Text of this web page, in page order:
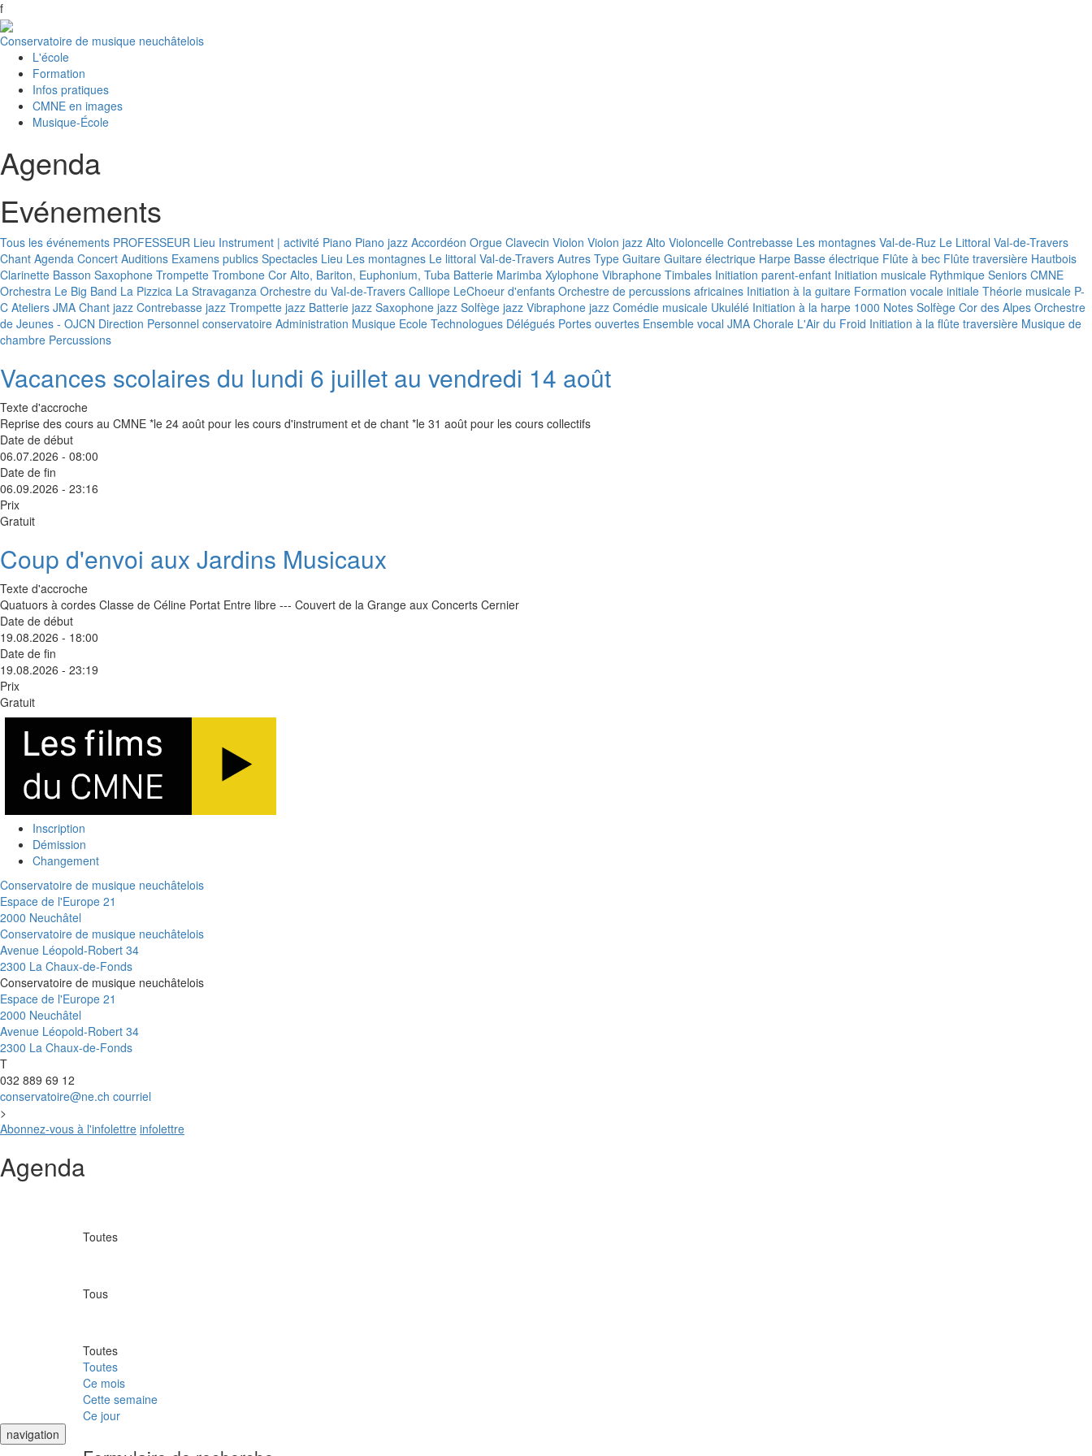
f
Conservatoire de musique neuchâtelois
L'école
Formation
Infos pratiques
CMNE en images
Musique-École
Agenda
Evénements
Tous les événements PROFESSEUR Lieu Instrument | activité Piano Piano jazz Accordéon Orgue Clavecin Violon Violon jazz Alto Violoncelle Contrebasse Les montagnes Val-de-Ruz Le Littoral Val-de-Travers
Chant Agenda Concert Auditions Examens publics Spectacles Lieu Les montagnes Le littoral Val-de-Travers Autres Type Guitare Guitare électrique Harpe Basse électrique Flûte à bec Flûte traversière Hautbois
Clarinette Basson Saxophone Trompette Trombone Cor Alto, Bariton, Euphonium, Tuba Batterie Marimba Xylophone Vibraphone Timbales Initiation parent-enfant Initiation musicale Rythmique Seniors CMNE
Orchestra Le Big Band La Pizzica La Stravaganza Orchestre du Val-de-Travers Calliope LeChoeur d'enfants Orchestre de percussions africaines Initiation à la guitare Formation vocale initiale Théorie musicale P-
C Ateliers JMA Chant jazz Contrebasse jazz Trompette jazz Batterie jazz Saxophone jazz Solfège jazz Vibraphone jazz Comédie musicale Ukulélé Initiation à la harpe 1000 Notes Solfège Cor des Alpes Orchestre
de Jeunes - OJCN Direction Personnel conservatoire Administration Musique Ecole Technologues Délégués Portes ouvertes Ensemble vocal JMA Chorale L'Air du Froid Initiation à la flûte traversière Musique de
chambre Percussions
Vacances scolaires du lundi 6 juillet au vendredi 14 août
Texte d'accroche
Reprise des cours au CMNE *le 24 août pour les cours d'instrument et de chant *le 31 août pour les cours collectifs
Date de début
06.07.2026 - 08:00
Date de fin
06.09.2026 - 23:16
Prix
Gratuit
Coup d'envoi aux Jardins Musicaux
Texte d'accroche
Quatuors à cordes Classe de Céline Portat Entre libre --- Couvert de la Grange aux Concerts Cernier
Date de début
19.08.2026 - 18:00
Date de fin
19.08.2026 - 23:19
Prix
Gratuit
Inscription
Démission
Changement
Conservatoire de musique neuchâtelois
Espace de l'Europe 21
2000 Neuchâtel
Conservatoire de musique neuchâtelois
Avenue Léopold-Robert 34
2300 La Chaux-de-Fonds
Conservatoire de musique neuchâtelois
Espace de l'Europe 21
2000 Neuchâtel
Avenue Léopold-Robert 34
2300 La Chaux-de-Fonds
T
032 889 69 12
conservatoire@ne.ch courriel
>
Abonnez-vous à l'infolettre infolettre
Agenda
Toutes
Tous
Toutes
Toutes
Ce mois
Cette semaine
Ce jour
navigation